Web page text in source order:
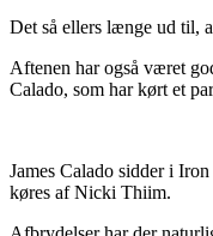
Det så ellers længe ud til,
Aftenen har også været
Calado, som har kørt et
James Calado sidder i
køres af Nicki Thiim.